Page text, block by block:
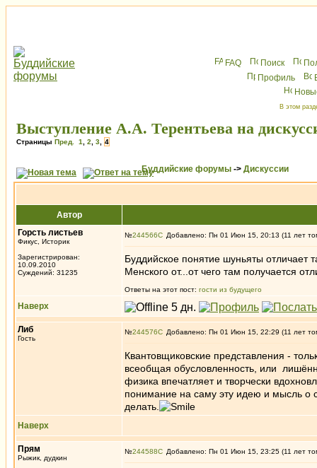
FAQ Поиск
Профиль
В этом
Выступление А.А. Терентьева на
Страницы Пред. 1 2 3 4
Буддийские форумы -> Дискуссии
Автор
Горсть листьев
Фикус, Историк
Зарегистрирован:
10.09.2010
Суждений: 31235
№244566 Добавлено: Пн 01 Июн 15, 20:13 (11 лет
Буддийское понятие шуньяты отличает
Менского от...от чего там получается
Ответы на этот пост: гости из будущего
Наверх
Либ
Гость
№244576 Добавлено: Пн 01 Июн 15, 22:29 (11 лет
Квантовщиковские представления -
всеобщая обусловленность, или
физика впечатляет и творчески
понимание на саму эту идею и мысль о
делать.
Наверх
Прям
Рыжик, дудкин
№244588 Добавлено: Пн 01 Июн 15, 23:25 (11 лет